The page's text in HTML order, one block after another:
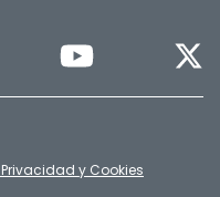
y Cookies